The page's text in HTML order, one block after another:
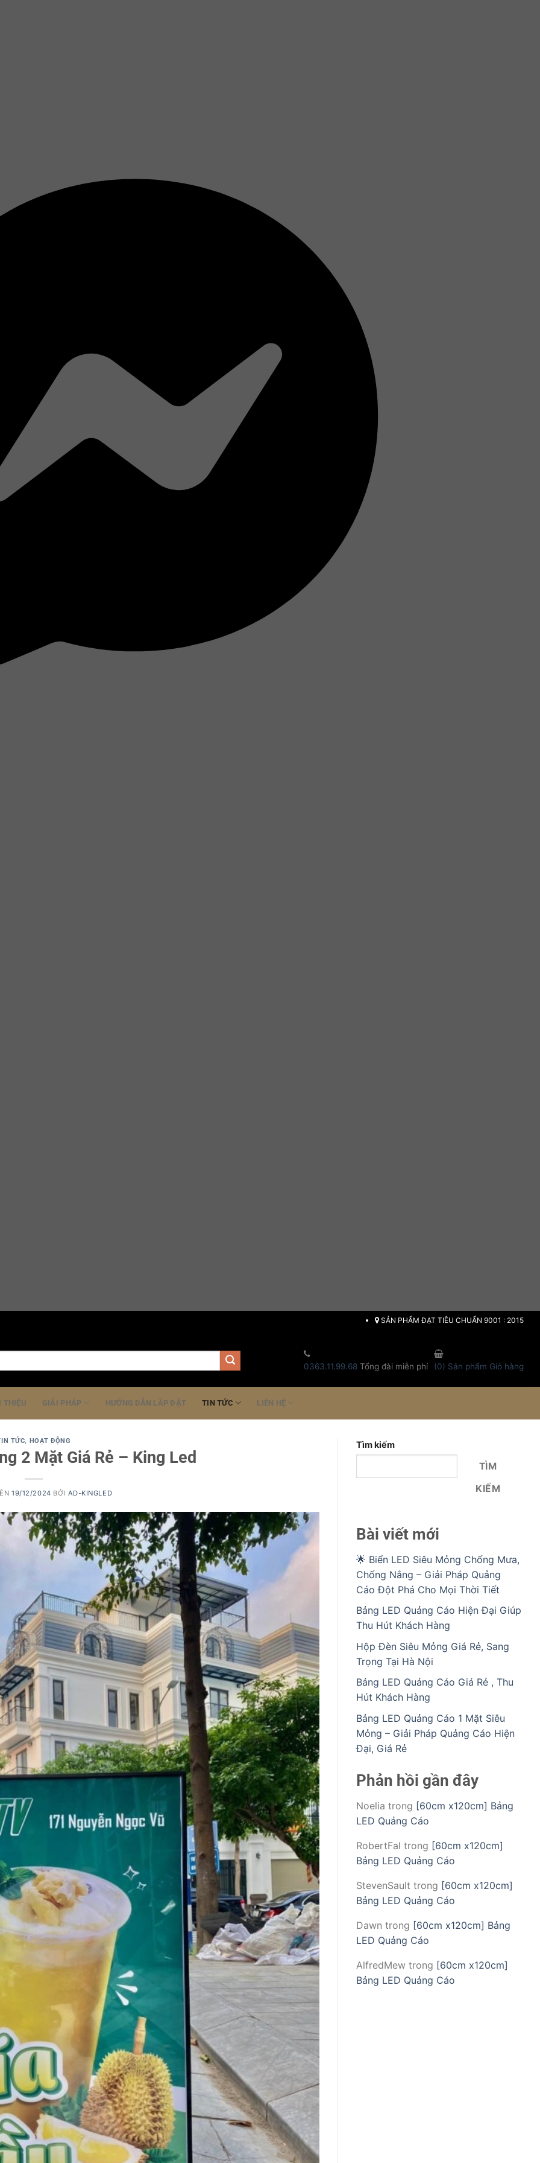
SẢN PHẨM ĐẠT TIÊU CHUẨN 9001 : 2015
0363.11.99.68 Tổng đài miễn phí (0) Sản phẩm Giỏ hàng
THIỆU GIẢI PHÁP HƯỚNG DẪN LẮP ĐẶT TIN TỨC LIÊN HỆ
TỨC HOẠT ĐỘNG
2 Mặt Giá Rẻ – King Led
19/12/2024 BỞI AD-KINGLED
Tìm kiếm
TÌM
KIẾM
Bài viết mới
🌟 Biển LED Siêu Mỏng Chống Mưa,
Chống Nắng – Giải Pháp Quảng
Cáo Đột Phá Cho Mọi Thời Tiết
Bảng LED Quảng Cáo Hiện Đại Giúp
Thu Hút Khách Hàng
Hộp Đèn Siêu Mỏng Giá Rẻ, Sang
Trọng Tại Hà Nội
Bảng LED Quảng Cáo Giá Rẻ , Thu
Hút Khách Hàng
Bảng LED Quảng Cáo 1 Mặt Siêu
Mỏng – Giải Pháp Quảng Cáo Hiện
Đại, Giá Rẻ
Phản hồi gần đây
Noelia trong [60cm x120cm] Bảng
LED Quảng Cáo
RobertFal trong [60cm x120cm]
Bảng LED Quảng Cáo
StevenSault trong [60cm x120cm]
Bảng LED Quảng Cáo
Dawn trong [60cm x120cm] Bảng
LED Quảng Cáo
AlfredMew trong [60cm x120cm]
Bảng LED Quảng Cáo